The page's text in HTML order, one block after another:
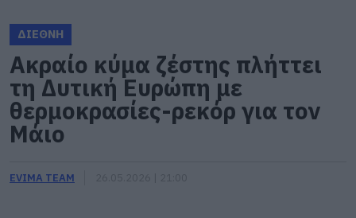
ΔΙΕΘΝΗ
Ακραίο κύμα ζέστης πλήττει
τη Δυτική Ευρώπη με
θερμοκρασίες-ρεκόρ για τον
Μάιο
EVIMA TEAM